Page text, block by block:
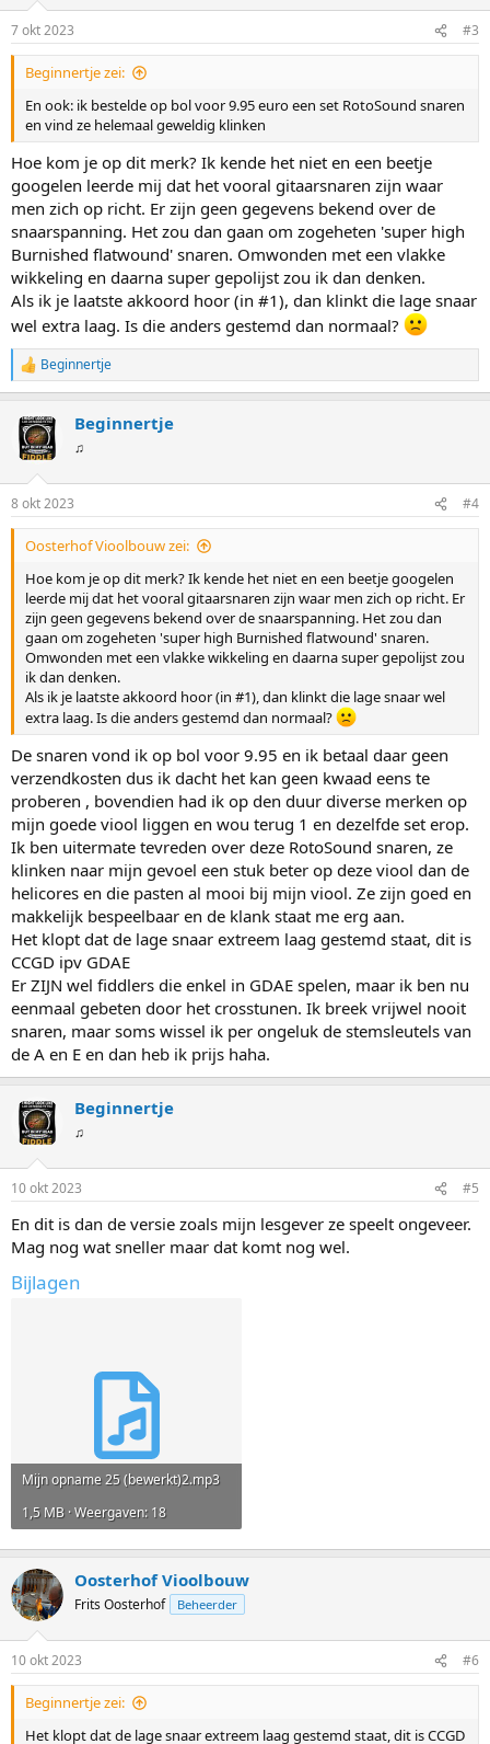
n
g
7 okt 2023 #3
Beginnertje zei:
En ook: ik bestelde op bol voor 9.95 euro een set RotoSound snaren
en vind ze helemaal geweldig klinken
Hoe kom je op dit merk? Ik kende het niet en een beetje
googelen leerde mij dat het vooral gitaarsnaren zijn waar
men zich op richt. Er zijn geen gegevens bekend over de
snaarspanning. Het zou dan gaan om zogeheten 'super high
Burnished flatwound' snaren. Omwonden met een vlakke
wikkeling en daarna super gepolijst zou ik dan denken.
Als ik je laatste akkoord hoor (in #1), dan klinkt die lage snaar
wel extra laag. Is die anders gestemd dan normaal?
W
a
r
d
e
n
g
e
Beginnertje
Beginnertje
♫
8 okt 2023 #4
Oosterhof Vioolbouw zei:
Hoe kom je op dit merk? Ik kende het niet en een beetje googelen
leerde mij dat het vooral gitaarsnaren zijn waar men zich op richt. Er
zijn geen gegevens bekend over de snaarspanning. Het zou dan
gaan om zogeheten 'super high Burnished flatwound' snaren.
Omwonden met een vlakke wikkeling en daarna super gepolijst zou
ik dan denken.
Als ik je laatste akkoord hoor (in #1), dan klinkt die lage snaar wel
extra laag. Is die anders gestemd dan normaal?
De snaren vond ik op bol voor 9.95 en ik betaal daar geen
verzendkosten dus ik dacht het kan geen kwaad eens te
proberen , bovendien had ik op den duur diverse merken op
mijn goede viool liggen en wou terug 1 en dezelfde set erop.
Ik ben uitermate tevreden over deze RotoSound snaren, ze
klinken naar mijn gevoel een stuk beter op deze viool dan de
helicores en die pasten al mooi bij mijn viool. Ze zijn goed en
makkelijk bespeelbaar en de klank staat me erg aan.
Het klopt dat de lage snaar extreem laag gestemd staat, dit is
CCGD ipv GDAE
Er ZIJN wel fiddlers die enkel in GDAE spelen, maar ik ben nu
eenmaal gebeten door het crosstunen. Ik breek vrijwel nooit
snaren, maar soms wissel ik per ongeluk de stemsleutels van
de A en E en dan heb ik prijs haha.
Beginnertje
♫
10 okt 2023 #5
En dit is dan de versie zoals mijn lesgever ze speelt ongeveer.
Mag nog wat sneller maar dat komt nog wel.
Bijlagen
Mijn opname 25 (bewerkt)2.mp3
1,5 MB · Weergaven: 18
Oosterhof Vioolbouw
Frits Oosterhof Beheerder
10 okt 2023 #6
Beginnertje zei:
Het klopt dat de lage snaar extreem laag gestemd staat, dit is CCGD